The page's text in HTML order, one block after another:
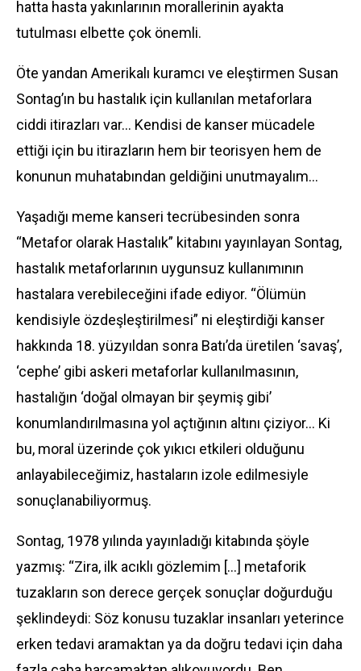
hatta hasta yakınlarının morallerinin ayakta
tutulması elbette çok önemli.
Öte yandan Amerikalı kuramcı ve eleştirmen Susan
Sontag’ın bu hastalık için kullanılan metaforlara
ciddi itirazları var… Kendisi de kanser mücadele
ettiği için bu itirazların hem bir teorisyen hem de
konunun muhatabından geldiğini unutmayalım…
Yaşadığı meme kanseri tecrübesinden sonra
“Metafor olarak Hastalık” kitabını yayınlayan Sontag,
hastalık metaforlarının uygunsuz kullanımının
hastalara verebileceğini ifade ediyor. “Ölümün
kendisiyle özdeşleştirilmesi” ni eleştirdiği kanser
hakkında 18. yüzyıldan sonra Batı’da üretilen ‘savaş’,
‘cephe’ gibi askeri metaforlar kullanılmasının,
hastalığın ‘doğal olmayan bir şeymiş gibi’
konumlandırılmasına yol açtığının altını çiziyor… Ki
bu, moral üzerinde çok yıkıcı etkileri olduğunu
anlayabileceğimiz, hastaların izole edilmesiyle
sonuçlanabiliyormuş.
Sontag, 1978 yılında yayınladığı kitabında şöyle
yazmış: “Zira, ilk acıklı gözlemim […] metaforik
tuzakların son derece gerçek sonuçlar doğurduğu
şeklindeydi: Söz konusu tuzaklar insanları yeterince
erken tedavi aramaktan ya da doğru tedavi için daha